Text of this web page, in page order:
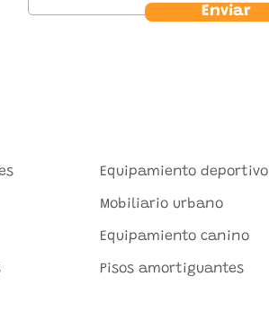
Enviar
Equipamiento deportivo
Mobiliario urbano
Equipamiento canino
Pisos amortiguantes